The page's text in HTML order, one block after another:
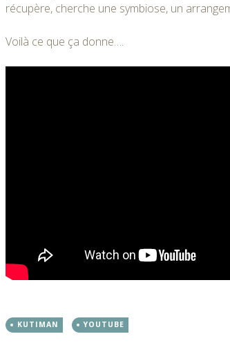
récupère, cherche une symbiose, un
Voilà ce que ça donne….
KUTIMAN YOUTUBE